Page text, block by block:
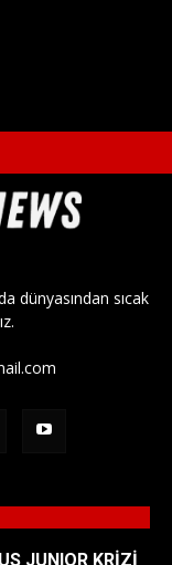
dünyasından sıcak
JUNIOR KRİZİ